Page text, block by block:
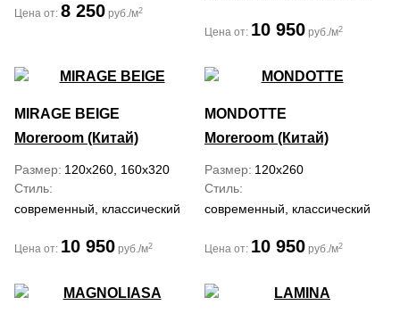
Цена от: 8 250 руб./м2
Цена от: 10 950 руб./м2
MIRAGE BEIGE
Moreroom (Китай)
Размер 120x260, 160x320
Стиль
современный, классический
Цена от: 10 950 руб./м2
MONDOTTE
Moreroom (Китай)
Размер 120x260
Стиль
современный, классический
Цена от: 10 950 руб./м2